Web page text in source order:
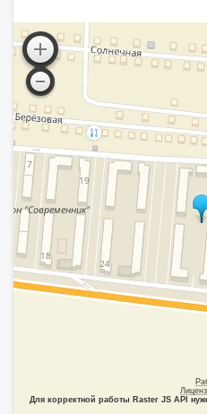
Для корректной работы Raster JS API